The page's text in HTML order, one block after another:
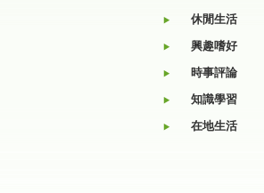
休閒生活
興趣嗜好
時事評論
知識學習
在地生活